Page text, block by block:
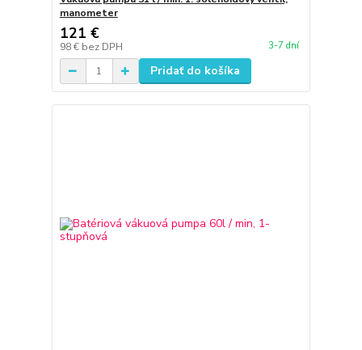
manometer
121 €
98 € bez DPH 3-7 dní
Pridať do košíka